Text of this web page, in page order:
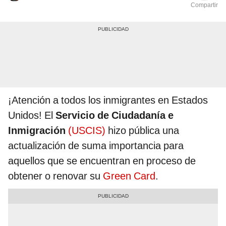
Compartir
¡Atención a todos los inmigrantes en Estados
Unidos! El Servicio de Ciudadanía e
Inmigración (USCIS) hizo pública una
actualización de suma importancia para
aquellos que se encuentran en proceso de
obtener o renovar su Green Card.